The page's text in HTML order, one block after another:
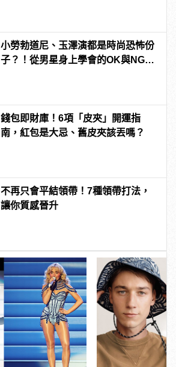
小勞勃道尼、玉澤演都是時尚恐怖份
子？！從男星身上學會的OK與NG穿
錢包即財庫！6項「皮夾」開運指
南，紅包是大忌、舊皮夾該丟嗎？
不再只會平結領帶！7種領帶打法，
讓你質感晉升